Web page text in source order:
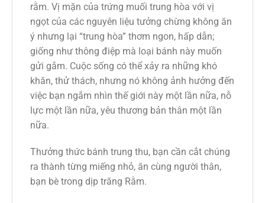
rằm. Vị mặn của trứng muối trung hòa với vị
ngọt của các nguyên liệu tưởng chừng không ăn
ý nhưng lại “trung hòa” thơm ngon, hấp dẫn;
giống như thông điệp mà loại bánh này muốn
gửi gắm. Cuộc sống có thể xảy ra những khó
khăn, thử thách, nhưng nó không ảnh hưởng đến
việc bạn ngắm nhìn thế giới này một lần nữa, nỗ
lực một lần nữa, yêu thương bản thân một lần
nữa.
Thưởng thức bánh trung thu, bạn cần cắt chúng
ra thành từng miếng nhỏ, ăn cùng người thân,
bạn bè trong dịp trăng Rằm.